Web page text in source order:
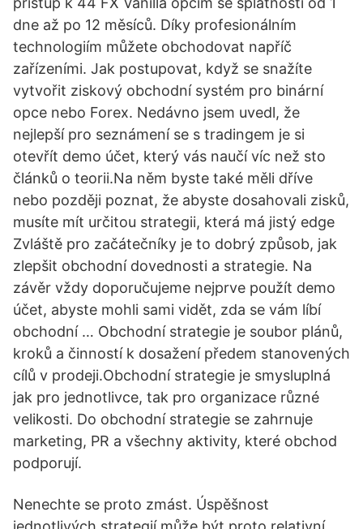
dne až po 12 měsíců. Díky profesionálním
technologiím můžete obchodovat napříč
zařízeními. Jak postupovat, když se snažíte
vytvořit ziskový obchodní systém pro binární
opce nebo Forex. Nedávno jsem uvedl, že
nejlepší pro seznámení se s tradingem je si
otevřít demo účet, který vás naučí víc než sto
článků o teorii.Na něm byste také měli dříve
nebo později poznat, že abyste dosahovali zisků,
musíte mít určitou strategii, která má jistý edge
Zvláště pro začátečníky je to dobrý způsob, jak
zlepšit obchodní dovednosti a strategie. Na
závěr vždy doporučujeme nejprve použít demo
účet, abyste mohli sami vidět, zda se vám líbí
obchodní … Obchodní strategie je soubor plánů,
kroků a činností k dosažení předem stanovených
cílů v prodeji.Obchodní strategie je smysluplná
jak pro jednotlivce, tak pro organizace různé
velikosti. Do obchodní strategie se zahrnuje
marketing, PR a všechny aktivity, které obchod
podporují.
Nenechte se proto zmást. Úspěšnost